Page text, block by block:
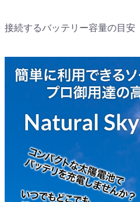
接続するバッテリー容量の目